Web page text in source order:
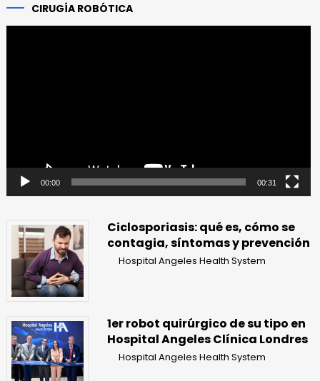
CIRUGÍA ROBÓTICA
00:00 00:31
Ciclosporiasis: qué es, cómo se
contagia, síntomas y prevención
Hospital Angeles Health System
1er robot quirúrgico de su tipo en
Hospital Angeles Clínica Londres
Hospital Angeles Health System